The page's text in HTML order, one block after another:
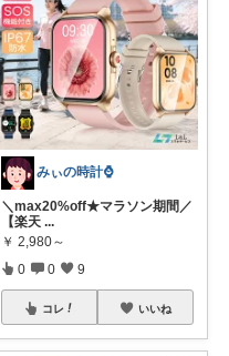
みぃの時計⌚
＼max20%off★マラソン期間／
【楽天 ...
￥ 2,980～
0 0 9
コレ いいね